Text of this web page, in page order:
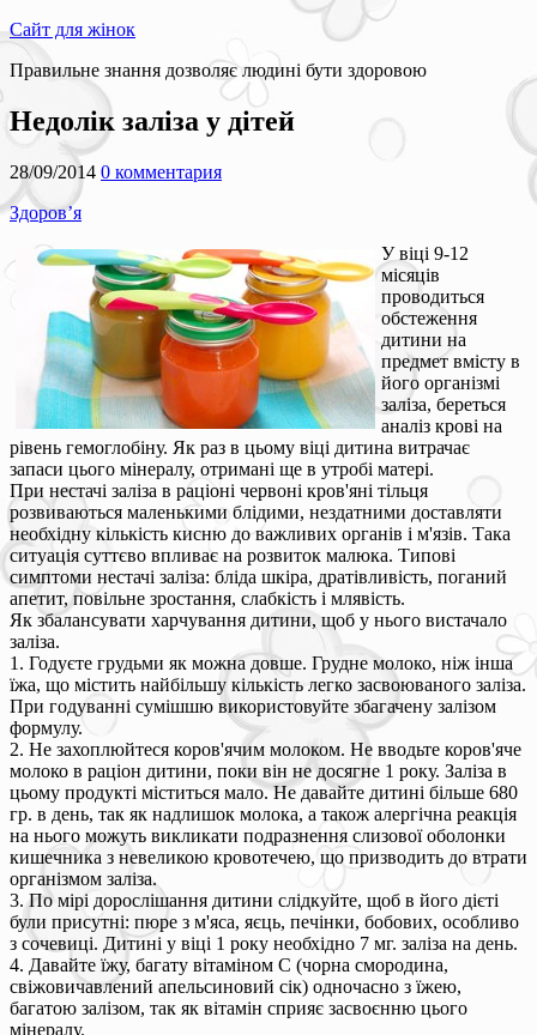
Сайт для жінок
Правильне знання дозволяє людині бути здоровою
Недолік заліза у дітей
28/09/2014 0 комментария
Здоров’я
У віці 9-12
місяців
проводиться
обстеження
дитини на
предмет вмісту в
його організмі
заліза, береться
аналіз крові на
рівень гемоглобіну. Як раз в цьому віці дитина витрачає
запаси цього мінералу, отримані ще в утробі матері.
При нестачі заліза в раціоні червоні кров'яні тільця
розвиваються маленькими блідими, нездатними доставляти
необхідну кількість кисню до важливих органів і м'язів. Така
ситуація суттєво впливає на розвиток малюка. Типові
симптоми нестачі заліза: бліда шкіра, дратівливість, поганий
апетит, повільне зростання, слабкість і млявість.
Як збалансувати харчування дитини, щоб у нього вистачало
заліза.
1. Годуєте грудьми як можна довше. Грудне молоко, ніж інша
їжа, що містить найбільшу кількість легко засвоюваного заліза.
При годуванні сумішшю використовуйте збагачену залізом
формулу.
2. Не захоплюйтеся коров'ячим молоком. Не вводьте коров'яче
молоко в раціон дитини, поки він не досягне 1 року. Заліза в
цьому продукті міститься мало. Не давайте дитині більше 680
гр. в день, так як надлишок молока, а також алергічна реакція
на нього можуть викликати подразнення слизової оболонки
кишечника з невеликою кровотечею, що призводить до втрати
організмом заліза.
3. По мірі дорослішання дитини слідкуйте, щоб в його дієті
були присутні: пюре з м'яса, яєць, печінки, бобових, особливо
з сочевиці. Дитині у віці 1 року необхідно 7 мг. заліза на день.
4. Давайте їжу, багату вітаміном С (чорна смородина,
свіжовичавлений апельсиновий сік) одночасно з їжею,
багатою залізом, так як вітамін сприяє засвоєнню цього
мінералу.